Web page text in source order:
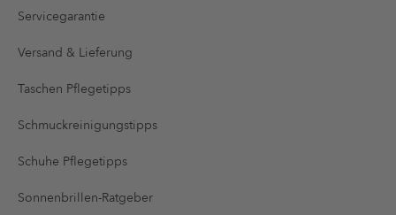
Servicegarantie
Versand & Lieferung
Taschen Pflegetipps
Schmuckreinigungstipps
Schuhe Pflegetipps
Sonnenbrillen-Ratgeber